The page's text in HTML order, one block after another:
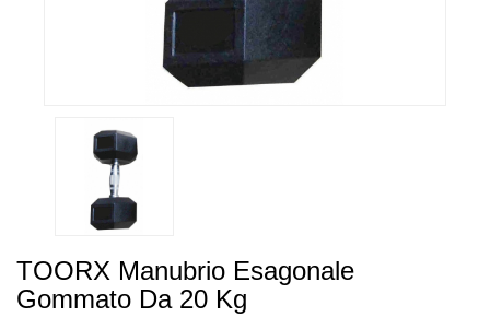
TOORX Manubrio Esagonale
Gommato Da 20 Kg